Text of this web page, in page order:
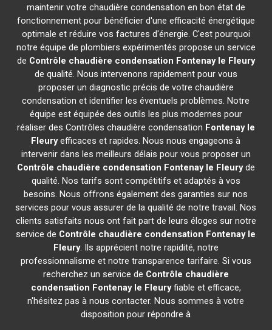
maintenir votre chaudière condensation en bon état de
fonctionnement pour bénéficier d'une efficacité énergétique
optimale et réduire vos factures d'énergie. C'est pourquoi
notre équipe de plombiers expérimentés propose un service
de Contrôle chaudière condensation Fontenay le Fleury
de qualité. Nous intervenons rapidement pour vous
proposer un diagnostic précis de votre chaudière
condensation et identifier les éventuels problèmes. Notre
équipe est équipée des outils les plus modernes pour
réaliser des Contrôles chaudière condensation Fontenay le
Fleuryefficaces et rapides. Nous nous engageons à
intervenir dans les meilleurs délais pour vous proposer un
Contrôle chaudière condensation Fontenay le Fleuryde
qualité. Nos tarifs sont compétitifs et adaptés à vos
besoins. Nous offrons également des garanties sur nos
services pour vous assurer de la qualité de notre travail. Nos
clients satisfaits nous ont fait part de leurs éloges sur notre
service de Contrôle chaudière condensation Fontenay le
Fleury. Ils apprécient notre rapidité, notre
professionnalisme et notre transparence tarifaire. Si vous
recherchez un service de Contrôle chaudière
condensation Fontenay le Fleuryfiable et efficace,
n'hésitez pas à nous contacter. Nous sommes à votre
disposition pour répondre à